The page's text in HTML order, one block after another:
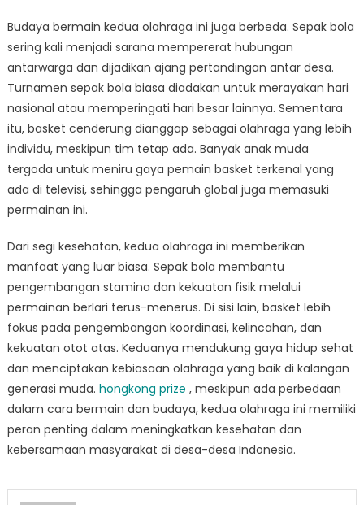
Budaya bermain kedua olahraga ini juga berbeda. Sepak bola
sering kali menjadi sarana mempererat hubungan
antarwarga dan dijadikan ajang pertandingan antar desa.
Turnamen sepak bola biasa diadakan untuk merayakan hari
nasional atau memperingati hari besar lainnya. Sementara
itu, basket cenderung dianggap sebagai olahraga yang lebih
individu, meskipun tim tetap ada. Banyak anak muda
tergoda untuk meniru gaya pemain basket terkenal yang
ada di televisi, sehingga pengaruh global juga memasuki
permainan ini.
Dari segi kesehatan, kedua olahraga ini memberikan
manfaat yang luar biasa. Sepak bola membantu
pengembangan stamina dan kekuatan fisik melalui
permainan berlari terus-menerus. Di sisi lain, basket lebih
fokus pada pengembangan koordinasi, kelincahan, dan
kekuatan otot atas. Keduanya mendukung gaya hidup sehat
dan menciptakan kebiasaan olahraga yang baik di kalangan
generasi muda. hongkong prize , meskipun ada perbedaan
dalam cara bermain dan budaya, kedua olahraga ini memiliki
peran penting dalam meningkatkan kesehatan dan
kebersamaan masyarakat di desa-desa Indonesia.